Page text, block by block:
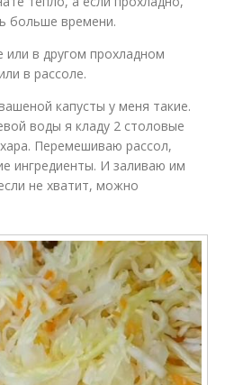
больше времени.
или в другом прохладном
в рассоле.
капусты у меня такие.
воды я кладу 2 столовые
Перемешиваю рассол,
ингредиенты. И заливаю им
не хватит, можно